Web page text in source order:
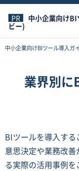
中小企業向け
ビー)
中小企業向けBIツール導入ガ
業界別に
BIツールを導入す
意思決定や業務改
る実際の活用事例を